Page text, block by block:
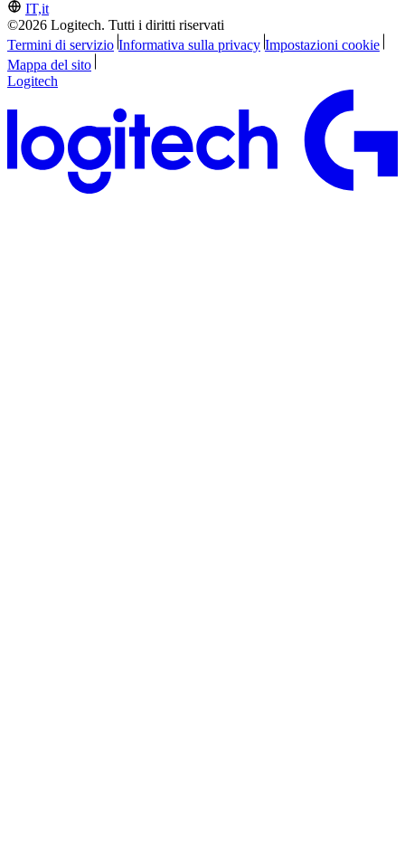
IT,it
©2026 Logitech. Tutti i diritti riservati
Termini di servizio Informativa sulla privacy Impostazioni cookie
Mappa del sito
Logitech